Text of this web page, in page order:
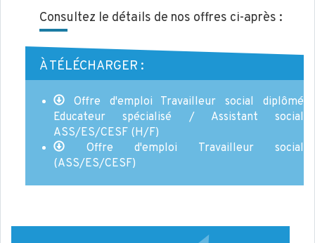
Consultez le détails de nos offres ci-après :
À TÉLÉCHARGER :
Offre d'emploi Travailleur social diplômé
Educateur spécialisé / Assistant social
ASS/ES/CESF (H/F)
Offre d'emploi Travailleur social
(ASS/ES/CESF)